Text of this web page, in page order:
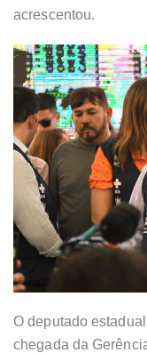
acrescentou.
O deputado
chegada da